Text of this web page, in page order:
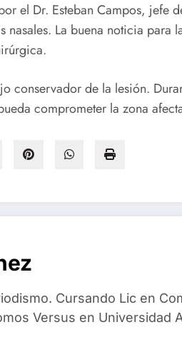
el Dr. Esteban Campos,
nasales. La buena noticia
de la lesión.
comprometer la zona
Cursando Lic en
Versus en Universidad